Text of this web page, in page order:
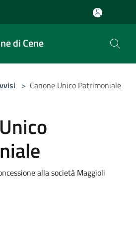
di Cene
> Canone Unico Patrimoniale
alla società Maggioli